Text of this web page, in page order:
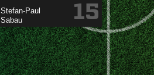


15